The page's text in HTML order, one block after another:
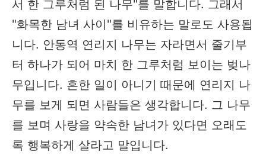
서 한 그루처럼 된 나무"를 말합니다. 그래서
"화목한 남녀 사이"를 비유하는 말로도 사용됩
니다. 안동역 연리지 나무는 자라면서 줄기부
터 하나가 되어 마치 한 그루처럼 보이는 벚나
무입니다. 흔한 일이 아니기 때문에 연리지 나
무를 보게 되면 사람들은 생각합니다. 그 나무
를 보며 사랑을 약속한 남녀가 있다면 오래도
록 행복하게 살라고 말입니다.